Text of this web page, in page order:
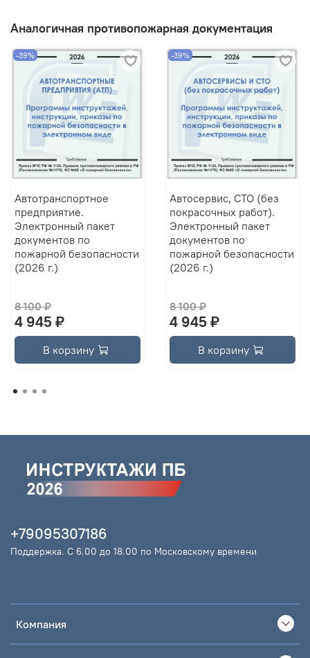
Аналогичная противопожарная документация
-39%
Автотранспортное
предприятие.
Электронный пакет
документов по
пожарной безопасности
(2026 г.)
8 100 ₽
4 945 ₽
В корзину
-39%
Автосервис, СТО (без
покрасочных работ).
Электронный пакет
документов по
пожарной безопасности
(2026 г.)
8 100 ₽
4 945 ₽
В корзину
Компания
+79095307186
Поддержка. С 6.00 до 18.00 по Московскому времени